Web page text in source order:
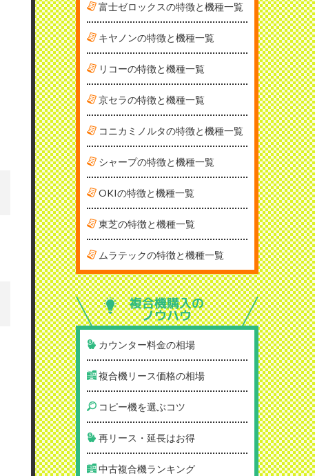
富士ゼロックスの特徴と機種一覧
キヤノンの特徴と機種一覧
リコーの特徴と機種一覧
京セラの特徴と機種一覧
コニカミノルタの特徴と機種一覧
シャープの特徴と機種一覧
OKIの特徴と機種一覧
東芝の特徴と機種一覧
ムラテックの特徴と機種一覧
複合機購入の
ノウハウ
カウンター料金の相場
複合機リース価格の相場
コピー機を選ぶコツ
再リース・延長はお得
中古複合機ランキング